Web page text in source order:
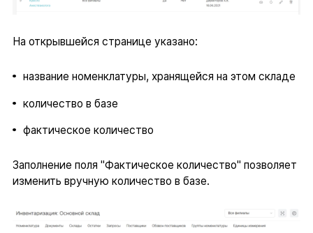
На открывшейся странице указано:
название номенклатуры, хранящейся на этом складе
количество в базе
фактическое количество
Заполнение поля "Фактическое количество" позволяет
изменить вручную количество в базе.